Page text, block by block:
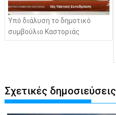
Υπό διάλυση το δημοτικό
συμβούλιο Καστοριάς
Σχετικές δημοσιεύσεις